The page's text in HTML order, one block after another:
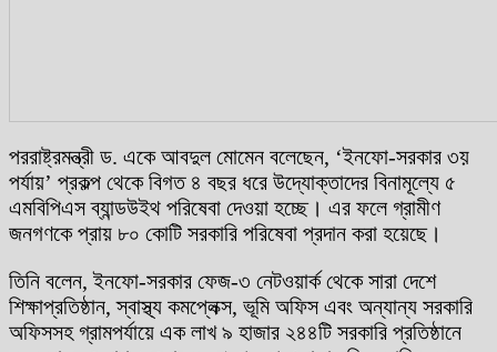
পররাষ্ট্রমন্ত্রী ড. একে আবদুল মোমেন বলেছেন, ‘ইনফো-সরকার ৩য়
পর্যায়’ প্রকল্প থেকে বিগত ৪ বছর ধরে উদ্যোক্তাদের বিনামূল্যে ৫
এমবিপিএস ব্যান্ডউইথ পরিষেবা দেওয়া হচ্ছে। এর ফলে গ্রামীণ
জনগণকে প্রায় ৮০ কোটি সরকারি পরিষেবা প্রদান করা হয়েছে।
তিনি বলেন, ইনফো-সরকার ফেজ-৩ নেটওয়ার্ক থেকে সারা দেশে
শিক্ষাপ্রতিষ্ঠান, স্বাস্থ্য কমপ্লেক্স, ভূমি অফিস এবং অন্যান্য সরকারি
অফিসসহ গ্রামপর্যায়ে এক লাখ ৯ হাজার ২৪৪টি সরকারি প্রতিষ্ঠানে